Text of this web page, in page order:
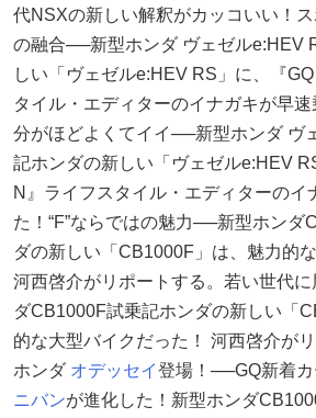
代NSXの新しい解釈がカッコいい！
の融合──新型ホンダ ヴェゼルe:HEV
しい「ヴェゼルe:HEV RS」に、『
タイル・エディターのイナガキが早
分がほどよくてイイ──新型ホンダ ヴ
記ホンダの新しい「ヴェゼルe:HEV
N』ライフスタイル・エディターのイ
た！“F”ならではの魅力──新型ホンダ
ダの新しい「CB1000F」は、魅力的
河西啓介がリポートする。若い世代
ダCB1000F試乗記ホンダの新しい「
的な大型バイクだった！ 河西啓介が
ホンダ オデッセイ登場！──GQ新着
ニバンが進化した！新型ホンダ